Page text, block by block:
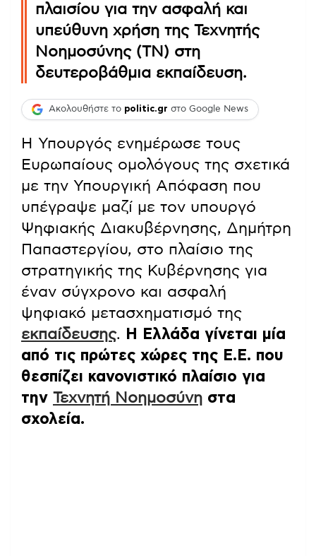
πλαισίου για την ασφαλή και
υπεύθυνη χρήση της Τεχνητής
Νοημοσύνης (ΤΝ) στη
δευτεροβάθμια εκπαίδευση.
Ακολουθήστε το politic.gr στο Google News
Η Υπουργός ενημέρωσε τους
Ευρωπαίους ομολόγους της σχετικά
με την Υπουργική Απόφαση που
υπέγραψε μαζί με τον υπουργό
Ψηφιακής Διακυβέρνησης, Δημήτρη
Παπαστεργίου, στο πλαίσιο της
στρατηγικής της Κυβέρνησης για
έναν σύγχρονο και ασφαλή
ψηφιακό μετασχηματισμό της
εκπαίδευσης.
Η Ελλάδα γίνεται μία
από τις πρώτες χώρες της Ε.Ε. που
θεσπίζει κανονιστικό πλαίσιο για
την Τεχνητή Νοημοσύνη στα
σχολεία.